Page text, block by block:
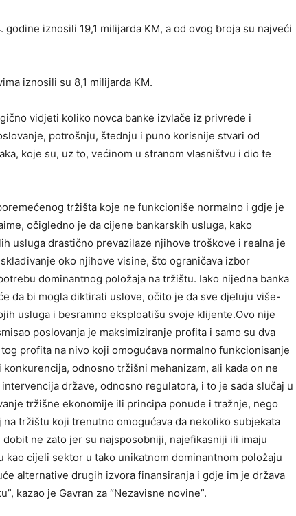
iznosili 19,1 milijarda KM, a od ovog broja su najveći
iznosili su 8,1 milijarda KM.
vidjeti koliko novca banke izvlače iz privrede i
potrošnju, štednju i puno korisnije stvari od
koje su, uz to, većinom u stranom vlasništvu i dio te
tržišta koje ne funkcioniše normalno i gdje je
očigledno je da cijene bankarskih usluga, kako
usluga drastično prevazilaze njihove troškove i realna je
oko njihove visine, što ograničava izbor
dominantnog položaja na tržištu. Iako nijedna banka
da bi mogla diktirati uslove, očito je da sve djeluju više-
usluga i besramno eksploatišu svoje klijente.Ovo nije
poslovanja je maksimiziranje profita i samo su dva
profita na nivo koji omogućava normalno funkcionisanje
odnosno tržišni mehanizam, ali kada on ne
države, odnosno regulatora, i to je sada slučaj u
tržišne ekonomije ili principa ponude i tražnje, nego
tržištu koji trenutno omogućava da nekoliko subjekata
ne zato jer su najsposobniji, najefikasniji ili imaju
kao cijeli sektor u tako unikatnom dominantnom položaju
alternative drugih izvora finansiranja i gdje im je država
kazao je Gavran za “Nezavisne novine”.